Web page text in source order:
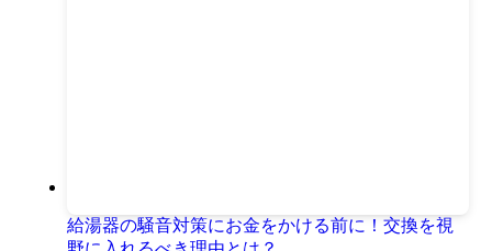
給湯器の騒音対策にお金をかける前に！交換を視